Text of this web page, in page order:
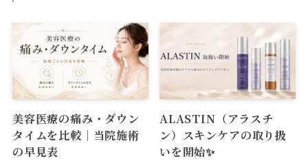
美容医療の痛み・ダウン
タイムを比較｜当院施術
の早見表
ALASTIN（アラスチ
ン）スキンケアの取り扱
いを開始✨